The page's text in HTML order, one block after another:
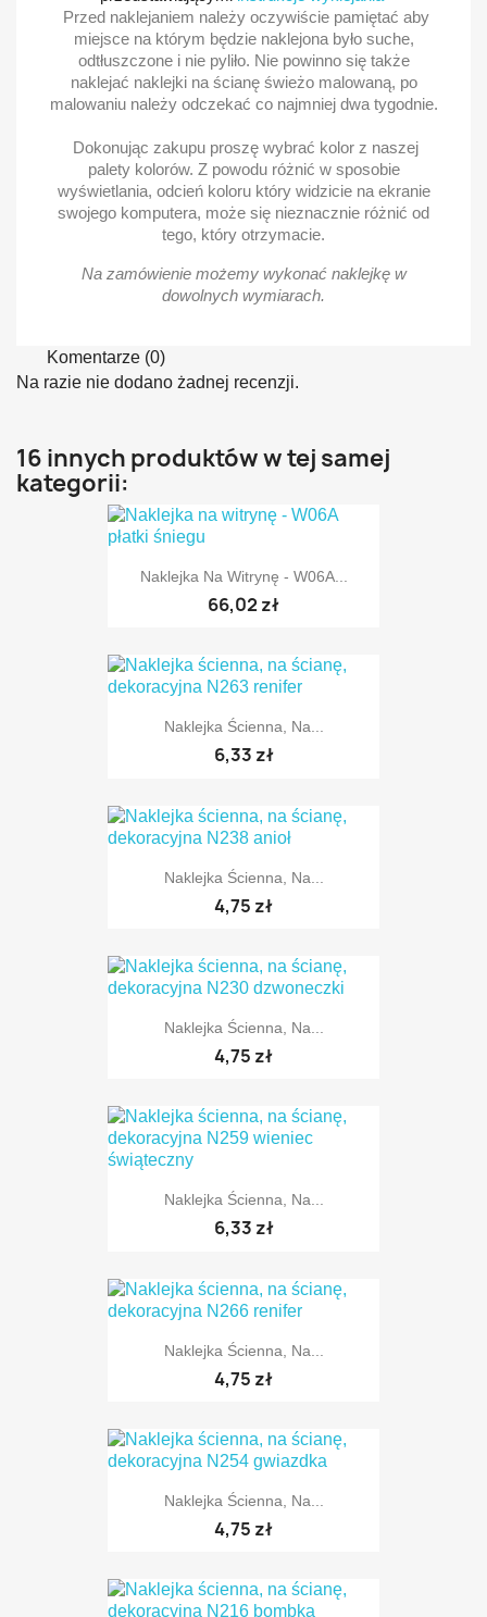
Przed naklejaniem należy oczywiście pamiętać aby
miejsce na którym będzie naklejona było suche,
odtłuszczone i nie pyliło. Nie powinno się także
naklejać naklejki na ścianę świeżo malowaną, po
malowaniu należy odczekać co najmniej dwa tygodnie.
Dokonując zakupu proszę wybrać kolor z naszej
palety kolorów. Z powodu różnić w sposobie
wyświetlania, odcień koloru który widzicie na ekranie
swojego komputera, może się nieznacznie różnić od
tego, który otrzymacie.
Na zamówienie możemy wykonać naklejkę w
dowolnych wymiarach.
Komentarze (0)
Na razie nie dodano żadnej recenzji.
16 innych produktów w tej samej
kategorii:
Naklejka Na Witrynę - W06A...
66,02 zł
Naklejka Ścienna, Na...
6,33 zł
TYLKO ONLINE
Naklejka Ścienna, Na...
4,75 zł
TYLKO ONLINE
Naklejka Ścienna, Na...
4,75 zł
TYLKO ONLINE
Naklejka Ścienna, Na...
6,33 zł
TYLKO ONLINE
Naklejka Ścienna, Na...
4,75 zł
TYLKO ONLINE
Naklejka Ścienna, Na...
4,75 zł